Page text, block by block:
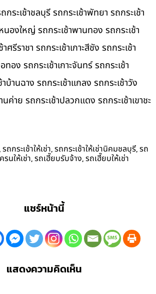
กระเช้าชลบุรี รถกระเช้าพัทยา รถกระเช้า
นองใหญ่ รถกระเช้าพานทอง รถกระเช้า
รีราชา รถกระเช้าเกาะสีชัง รถกระเช้า
อง รถกระเช้าเกาะจันทร์ รถกระเช้า
บ้านฉาง รถกระเช้าแกลง รถกระเช้าวัง
ค่าย รถกระเช้าปลวกแดง รถกระเช้าเขาชะ
,รถกระเช้าให้เช่า,รถกระเช้าให้เช่านิคมชลบุรี,รถ
รนให้เช่า,รถเฮี๊ยบรับจ้าง,รถเฮี๊ยบให้เช่า
แชร์หน้านี้
แสดงความคิดเห็น